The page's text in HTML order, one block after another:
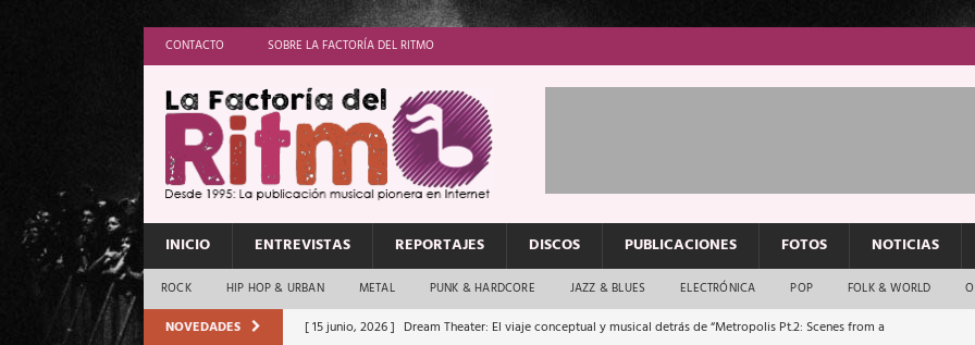
CONTACTO SOBRE LA FACTORÍA DEL RITMO
INICIO ENTREVISTAS REPORTAJES DISCOS PUBLICACIONES FOTOS NOTICIAS
ROCK HIP HOP & URBAN METAL PUNK & HARDCORE JAZZ & BLUES ELECTRÓNICA POP FOLK & WORLD
NOVEDADES [ 15 junio, 2026 ] Dream Theater: El viaje conceptual y musical detrás de “Metropolis Pt.2: Scenes from a